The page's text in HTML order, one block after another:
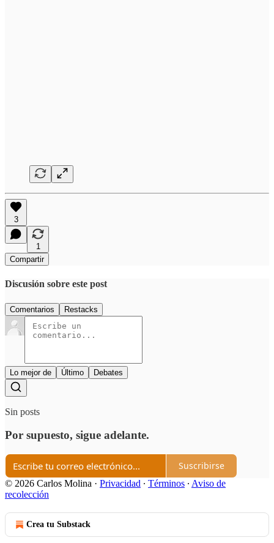
3
1
Compartir
Discusión sobre este post
Comentarios Restacks
Lo mejor de Último Debates
Sin posts
Por supuesto, sigue adelante.
Suscribirse
© 2026 Carlos Molina · Privacidad ∙ Términos ∙ Aviso de
recolección
Crea tu Substack